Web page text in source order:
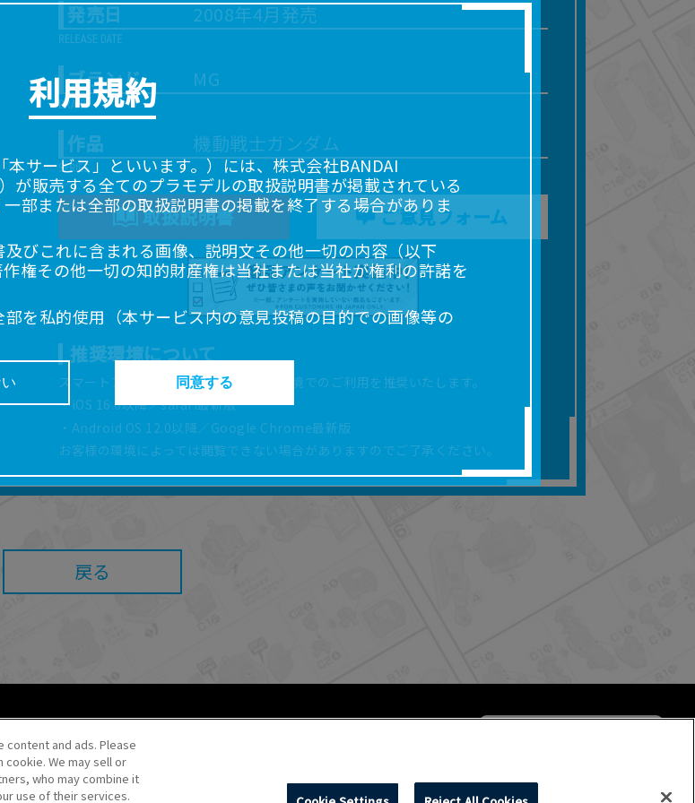
発売日 2008年4月発売
ブランド MG
作品 機動戦士ガンダム
取扱説明書 ご意見フォーム
推奨環境について
スマートフォン、タブレットは以下の環境でのご利用を推奨いたします。
・iOS 16.0以降／safari最新版
・Android OS 12.0以降／Google Chrome最新版
お客様の環境によっては閲覧できない場合がありますのでご了承ください。
戻る
and ads. Please
We may sell or
who may combine it
use of their services.
利用規約
サービス」といいます。）には、株式会社BANDAI
が販売する全てのプラモデルの取扱説明書が掲載されている
部または全部の取扱説明書の掲載を終了する場合がありま
びこれに含まれる画像、説明文その他一切の内容（以下
権その他一切の知的財産権は当社または当社が権利の許諾を
を私的使用（本サービス内の意見投稿の目的での画像等の
たします。
入された商品に同梱されたものと異なる場合があります。
明書の内容は予告なく変更される場合があります。
ておりますが、取扱説明書の完全性を保証するものではあ
ビスをご利用いただけない場合があります。
ターウィルスに起因する障害を含みます。）等が生じたとし
なく変更または停止することがあります。また当社は、本
同意する